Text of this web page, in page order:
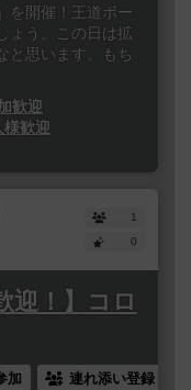
を開催！王道ボー
ょう。この日は拡
と思います。もち
歓迎
様歓迎
1
0
迎！】コロ
加 連れ添い登録